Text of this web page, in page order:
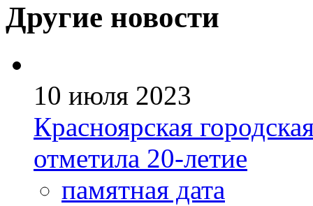
Другие новости
10 июля 2023
Красноярская
отметила 20-летие
памятная дата